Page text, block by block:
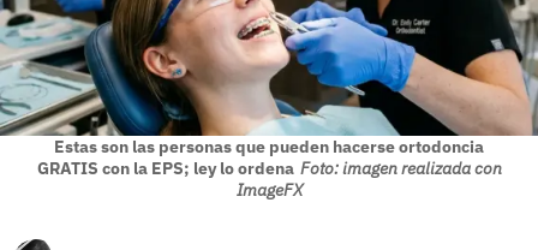
Estas son las personas que pueden hacerse ortodoncia
GRATIS con la EPS; ley lo ordena Foto: imagen realizada con
ImageFX